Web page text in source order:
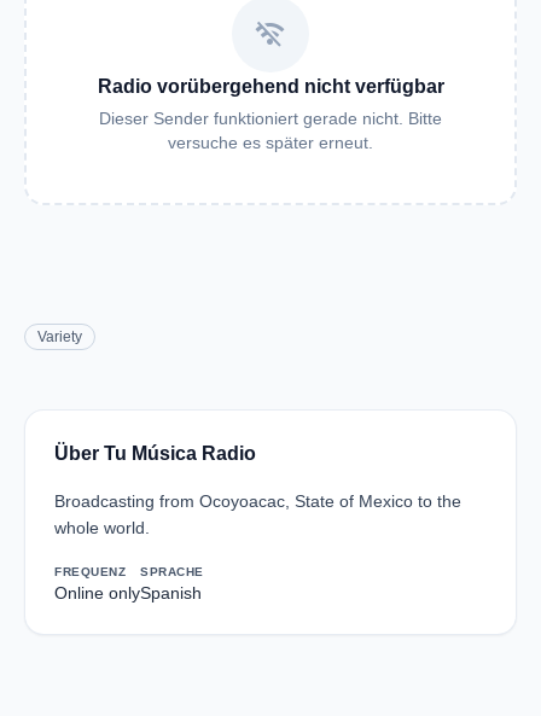
wifi_off
Radio vorübergehend nicht verfügbar
Dieser Sender funktioniert gerade nicht. Bitte
versuche es später erneut.
Variety
Über Tu Música Radio
Broadcasting from Ocoyoacac, State of Mexico to the
whole world.
FREQUENZ
Online only
SPRACHE
Spanish